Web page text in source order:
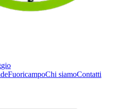
FuoricampoChi siamoContatti